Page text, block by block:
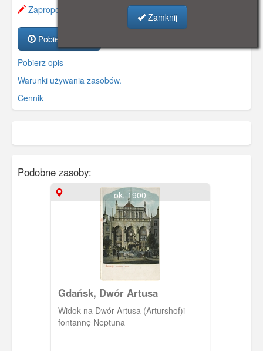
Zaproponuj zmianę opisu.
Pobierz zasób
Pobierz opis
Warunki używania zasobów.
Cennik
Podobne zasoby:
ok. 1900
Gdańsk, Dwór Artusa
Widok na Dwór Artusa (Arturshof)i
fontannę Neptuna
Zamknij